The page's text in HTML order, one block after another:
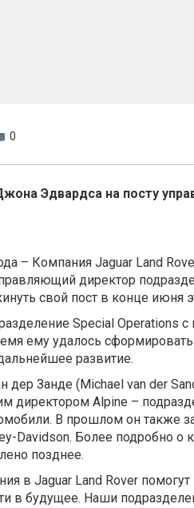
0
Эдвардса на посту
– Компания Jaguar Land
директор
свой пост в конце июня
Special Operations с
ему удалось
развитие.
Занде (Michael van der
Alpine –
В прошлом он также
Davidson. Более подробно о
позднее.
в Jaguar Land Rover
в будущее. Наши